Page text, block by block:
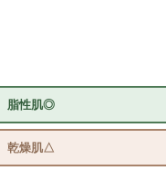
脂性肌◎
乾燥肌△